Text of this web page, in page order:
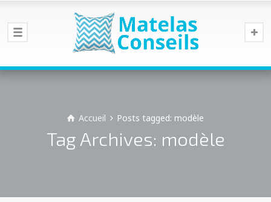
Accueil Posts tagged: modèle
Tag Archives: modèle